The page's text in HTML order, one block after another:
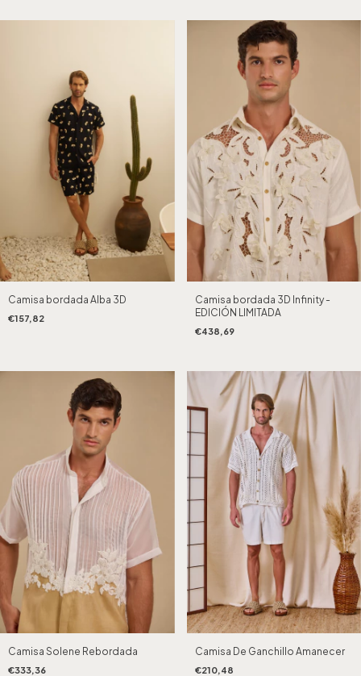
Camisa bordada Alba 3D
€157,82
Camisa bordada 3D Infinity -
EDICIÓN LIMITADA
€438,69
Camisa Solene Rebordada
€333,36
Camisa De Ganchillo Amanecer
€210,48